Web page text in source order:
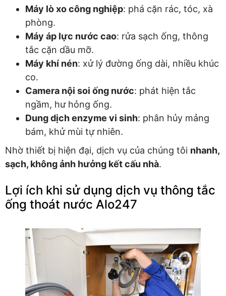
Máy lò xo công nghiệp: phá cặn rác, tóc, xà
phòng.
Máy áp lực nước cao: rửa sạch ống, thông
tắc cặn dầu mỡ.
Máy khí nén: xử lý đường ống dài, nhiều khúc
co.
Camera nội soi ống nước: phát hiện tắc
ngầm, hư hỏng ống.
Dung dịch enzyme vi sinh: phân hủy mảng
bám, khử mùi tự nhiên.
Nhờ thiết bị hiện đại, dịch vụ của chúng tôi nhanh,
sạch, không ảnh hưởng kết cấu nhà.
Lợi ích khi sử dụng dịch vụ thông tắc
ống thoát nước Alo247